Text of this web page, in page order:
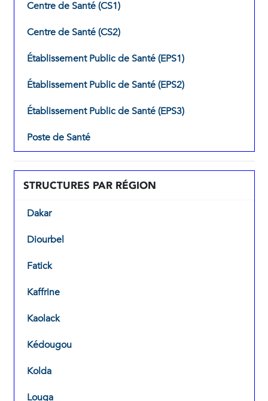
Centre de Santé (CS1)
Centre de Santé (CS2)
Établissement Public de Santé (EPS1)
Établissement Public de Santé (EPS2)
Établissement Public de Santé (EPS3)
Poste de Santé
STRUCTURES PAR RÉGION
Dakar
Diourbel
Fatick
Kaffrine
Kaolack
Kédougou
Kolda
Louga